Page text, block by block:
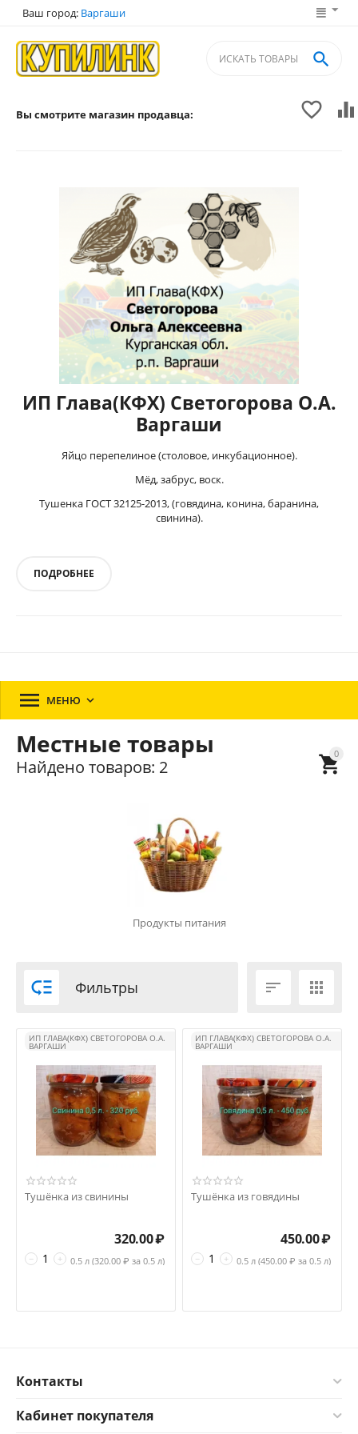
Ваш город: Варгаши
 

Вы смотрите магазин продавца:
ИП Глава(КФХ) Светогорова О.А.
Варгаши
Яйцо перепелиное (столовое, инкубационное).
Мёд, забрус, воск.
Тушенка ГОСТ 32125-2013, (говядина, конина, баранина,
свинина).
ПОДРОБНЕЕ
0

 МЕНЮ 
Местные товары
Найдено товаров: 2
Продукты питания
 Фильтры  
ИП ГЛАВА(КФХ) СВЕТОГОРОВА О.А.
ВАРГАШИ
Тушёнка из свинины
+
−
320.00₽
0.5 л (320.00 ₽ за 0.5 л)
ИП ГЛАВА(КФХ) СВЕТОГОРОВА О.А.
ВАРГАШИ
Тушёнка из говядины
+
−
450.00₽
0.5 л (450.00 ₽ за 0.5 л)
Контакты
Кабинет покупателя